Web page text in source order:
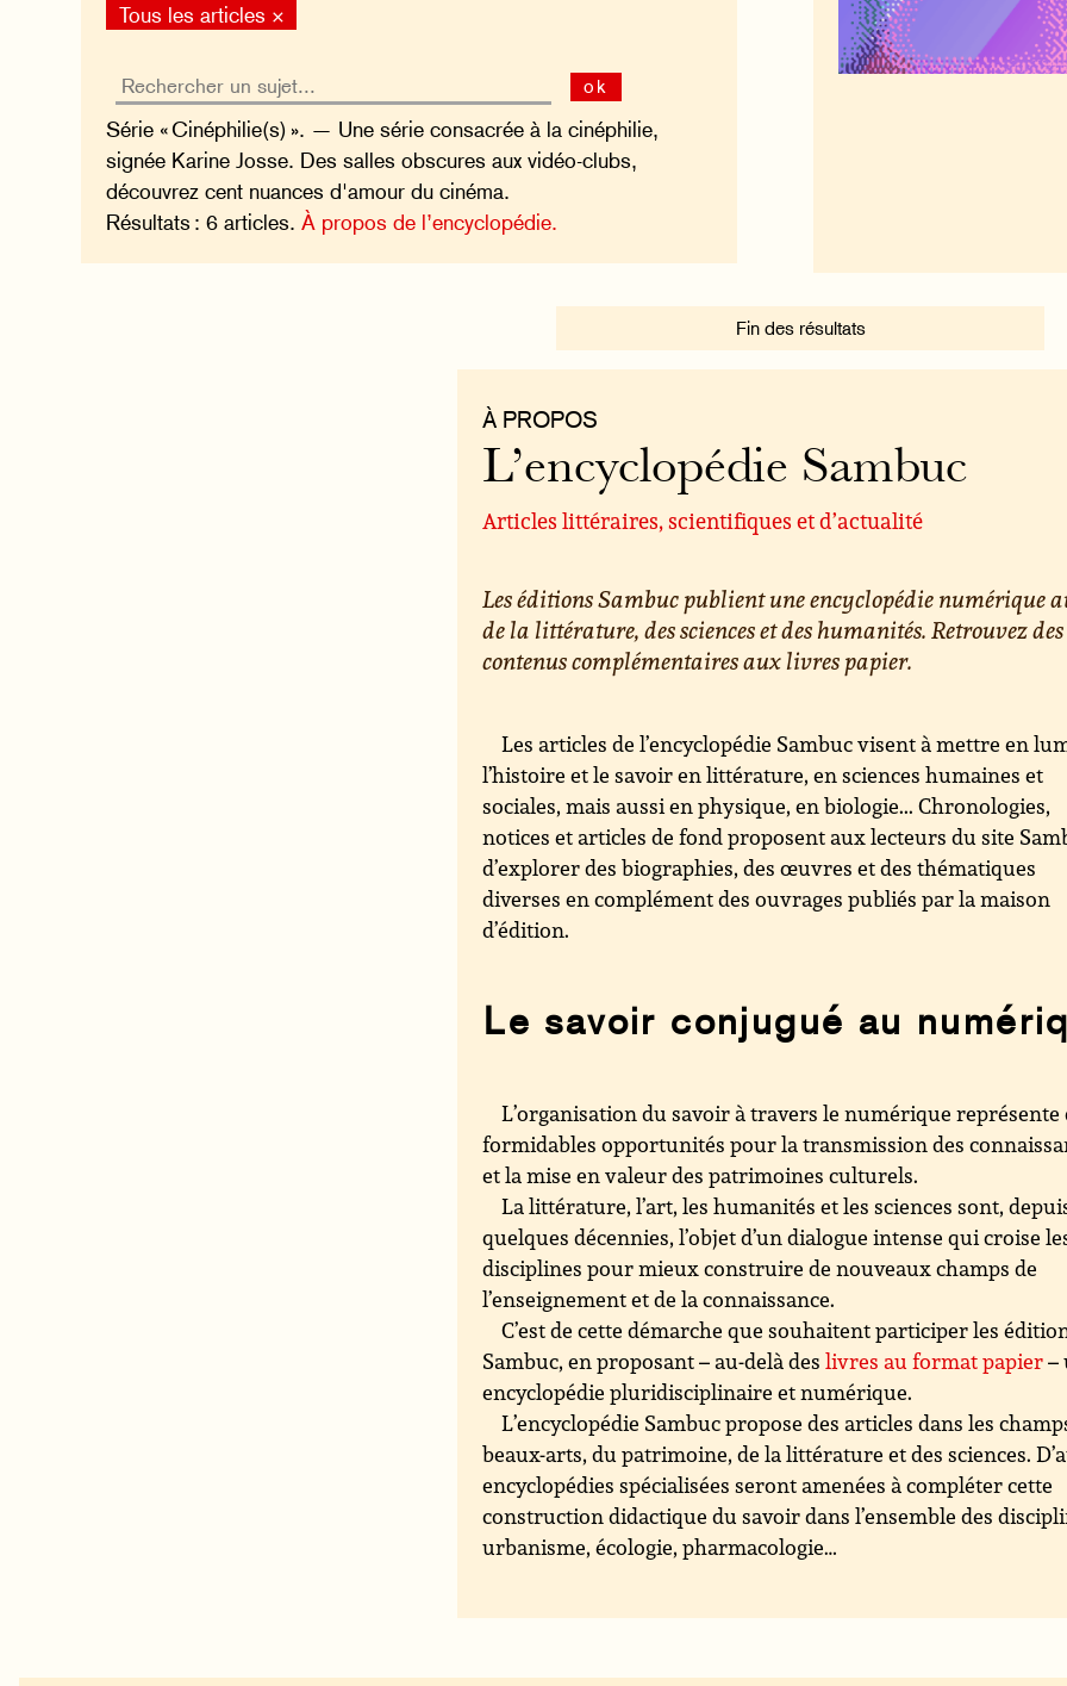
Tous les articles ×
ok
Série « Cinéphilie(s) ». — Une série consacrée à la cinéphilie,
signée Karine Josse. Des salles obscures aux vidéo-clubs,
découvrez cent nuances d'amour du cinéma.
Résultats : 6 articles. À propos de l’encyclopédie.
Fin des résultats
À PROPOS
L’encyclopédie Sambuc
Articles littéraires, scientifiques et d’actualité
Les éditions Sambuc publient une encyclopédie numérique
de la littérature, des sciences et des humanités. Retrouvez des
contenus complémentaires aux livres papier.
Les articles de l’encyclopédie Sambuc visent à mettre en
l’histoire et le savoir en littérature, en sciences humaines et
sociales, mais aussi en physique, en biologie... Chronologies,
notices et articles de fond proposent aux lecteurs du site
d’explorer des biographies, des œuvres et des thématiques
diverses en complément des ouvrages publiés par la maison
d’édition.
Le savoir conjugué au
L’organisation du savoir à travers le numérique représente
formidables opportunités pour la transmission des
et la mise en valeur des patrimoines culturels.
La littérature, l’art, les humanités et les sciences sont,
quelques décennies, l’objet d’un dialogue intense qui croise
disciplines pour mieux construire de nouveaux champs de
l’enseignement et de la connaissance.
C’est de cette démarche que souhaitent participer les
Sambuc, en proposant – au-delà deslivres au format papier–
encyclopédie pluridisciplinaire et numérique.
L’encyclopédie Sambuc propose des articles dans les
beaux-arts, du patrimoine, de la littérature et des sciences.
encyclopédies spécialisées seront amenées à compléter cette
construction didactique du savoir dans l’ensemble des
urbanisme, écologie, pharmacologie…